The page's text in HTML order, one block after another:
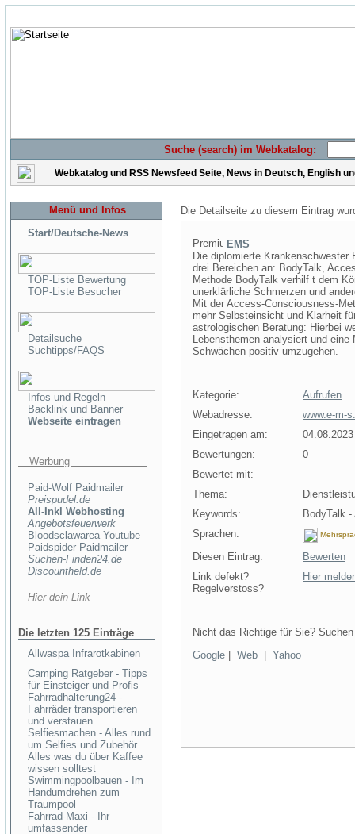
Suche (search) im Webkatalog:
Webkatalog und RSS Newsfeed Seite, News in Deutsch, English
Menü und Infos
Start/Deutsche-News
TOP-Liste Bewertung
TOP-Liste Besucher
Detailsuche
Suchtipps/FAQS
Infos und Regeln
Backlink und Banner
Webseite eintragen
__Werbung______________
Paid-Wolf Paidmailer
Preispudel.de
All-Inkl Webhosting
Angebotsfeuerwerk
Bloodsclawarea Youtube
Paidspider Paidmailer
Suchen-Finden24.de
Discountheld.de
Hier dein Link
Die letzten 125 Einträge
Allwaspa Infrarotkabinen
Camping Ratgeber - Tipps
für Einsteiger und Profis
Fahrradhalterung24 -
Fahrräder transportieren
und verstauen
Selfiesmachen - Alles rund
um Selfies und Zubehör
Alles was du über Kaffee
wissen solltest
Swimmingpoolbauen - Im
Handumdrehen zum
Traumpool
Fahrrad-Maxi - Ihr
umfassender
Die Detailseite zu diesem Eintrag
EMS
Die diplomierte
drei Bereichen an: BodyTalk,
Methode BodyTalk verhilf t dem
unerklärliche Schmerzen und
Mit der Access-Consciousness-
mehr Selbsteinsicht und Klarheit
astrologischen Beratung: Hierbei
Lebensthemen analysiert und
Schwächen positiv umzugehen.
Kategorie:
Aufrufen
Webadresse:
www.e-m-
Eingetragen am:
04.08.2023
Bewertungen:
0
Bewertet mit:
Thema:
Keywords:
BodyTalk
Sprachen:
Diesen Eintrag:
Bewerten
Link defekt?
Regelverstoss?
Hier
Nicht das Richtige für Sie?
Google
Web Yahoo